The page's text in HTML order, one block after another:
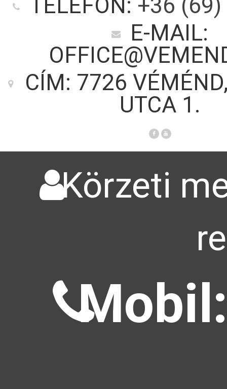
TELEFON: +36
E-MAIL:
CÍM: 7726
UTCA 1.
Körzeti